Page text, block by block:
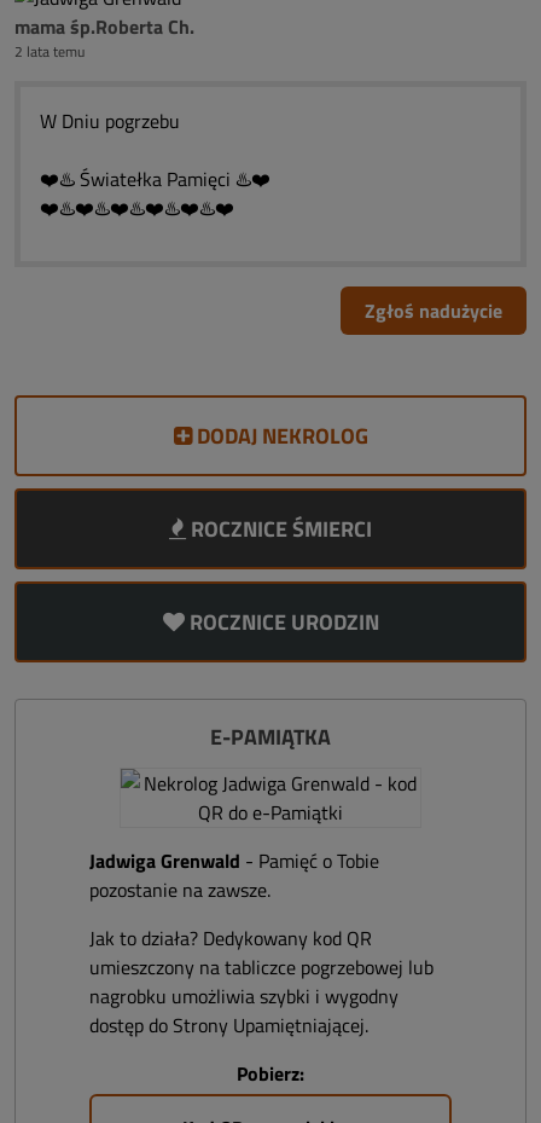
mama śp.Roberta Ch.
2 lata temu
W Dniu pogrzebu
❤️♨️ Światełka Pamięci ♨️❤️
❤️♨️❤️♨️❤️♨️❤️♨️❤️♨️❤️
Zgłoś nadużycie
DODAJ NEKROLOG
ROCZNICE ŚMIERCI
ROCZNICE URODZIN
E-PAMIĄTKA
Jadwiga Grenwald - Pamięć o Tobie
pozostanie na zawsze.
Jak to działa? Dedykowany kod QR
umieszczony na tabliczce pogrzebowej lub
nagrobku umożliwia szybki i wygodny
dostęp do Strony Upamiętniającej.
Pobierz: